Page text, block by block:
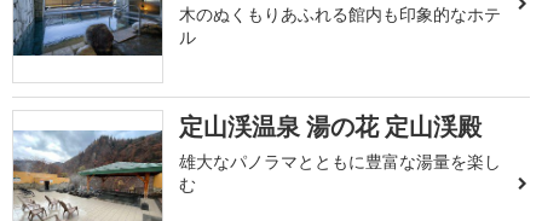
木のぬくもりあふれる館内も印象的なホテ
ル
定山渓温泉 湯の花 定山渓殿
雄大なパノラマとともに豊富な湯量を楽し
む